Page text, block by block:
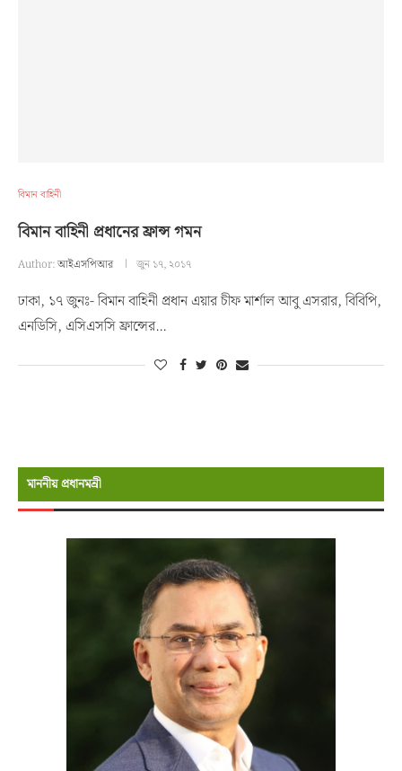
বিমান বাহিনী
বিমান বাহিনী প্রধানের ফ্রান্স গমন
Author:আইএসপিআর জুন ১৭, ২০১৭
ঢাকা, ১৭ জুনঃ- বিমান বাহিনী প্রধান এয়ার চীফ মার্শাল আবু এসরার, বিবিপি,
এনডিসি, এসিএসসি ফ্রান্সের…
মাননীয় প্রধানমন্রী